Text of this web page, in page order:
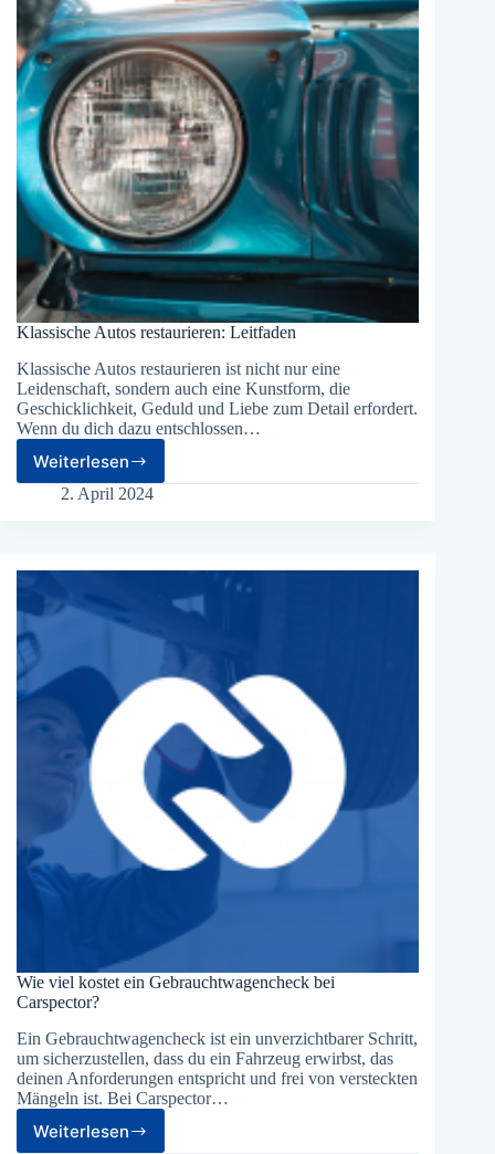
Klassische Autos restaurieren: Leitfaden
Klassische Autos restaurieren ist nicht nur eine
Leidenschaft, sondern auch eine Kunstform, die
Geschicklichkeit, Geduld und Liebe zum Detail erfordert.
Wenn du dich dazu entschlossen…
WeiterlesenKlassische
Autos
2. April 2024
Wie viel kostet ein Gebrauchtwagencheck bei
Carspector?
Ein Gebrauchtwagencheck ist ein unverzichtbarer Schritt,
um sicherzustellen, dass du ein Fahrzeug erwirbst, das
deinen Anforderungen entspricht und frei von versteckten
Mängeln ist. Bei Carspector…
Weiterlesen
Wie